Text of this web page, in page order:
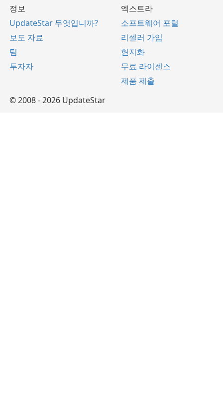
정보
UpdateStar 무엇입니까?
보도 자료
팀
투자자
엑스트라
소프트웨어 포털
리셀러 가입
현지화
무료 라이센스
제품 제출
© 2008 - 2026 UpdateStar